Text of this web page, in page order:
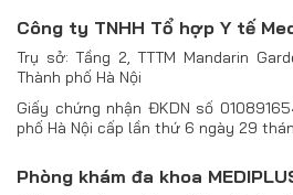
Công ty TNHH Tổ hợp Y tế
Trụ sở: Tầng 2, TTTM Mandarin
Thành phố Hà Nội
Giấy chứng nhận ĐKDN số
phố Hà Nội cấp lần thứ 6 ngày 29
Phòng khám đa khoa